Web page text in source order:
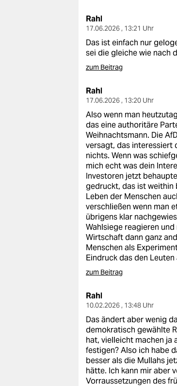
Rahl
17.06.2026 , 13:21 Uhr
Das ist einfach nur
sei die gleiche wie nach
zum Beitrag
Rahl
17.06.2026 , 13:20 Uhr
Also wenn man
das eine authoritäre
Weihnachtsmann. Die
versagt, das interessiert
nichts. Wenn was
mich echt was dein
Investoren jetzt
gedruckt, das ist weithin
Leben der Menschen
verschließen wenn man
übrigens klar
Wahlsiege reagieren
Wirtschaft dann ganz
Menschen als
Eindruck das den
zum Beitrag
Rahl
10.02.2026 , 13:48 Uhr
Das ändert aber wenig
demokratisch gewählte
hat, vielleicht machen ja
festigen? Also ich habe
besser als die Mullahs
hätte. Ich kann mir aber
Vorraussetzungen des